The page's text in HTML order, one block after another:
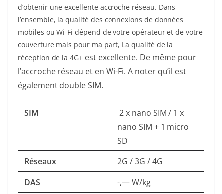
d’obtenir une excellente accroche réseau. Dans
l’ensemble, la qualité des connexions de données
mobiles ou Wi-Fi dépend de votre opérateur et de votre
couverture mais pour ma part, La qualité de la
réception de la 4G+ est excellente. De même pour
l’accroche réseau et en Wi-Fi. A noter qu’il est
également double SIM.
SIM
2 x nano SIM / 1 x
nano SIM + 1 micro
SD
Réseaux
2G / 3G / 4G
DAS
-,— W/kg